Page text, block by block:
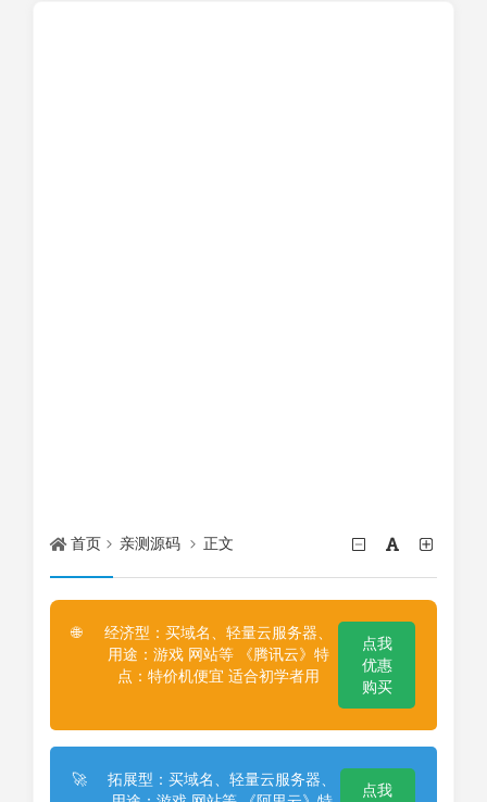
首页 亲测源码 正文
🌐
经济型：买域名、轻量云服务器、
用途：游戏 网站等 《腾讯云》特
点：特价机便宜 适合初学者用
点我
优惠
购买
🚀
拓展型：买域名、轻量云服务器、
点我